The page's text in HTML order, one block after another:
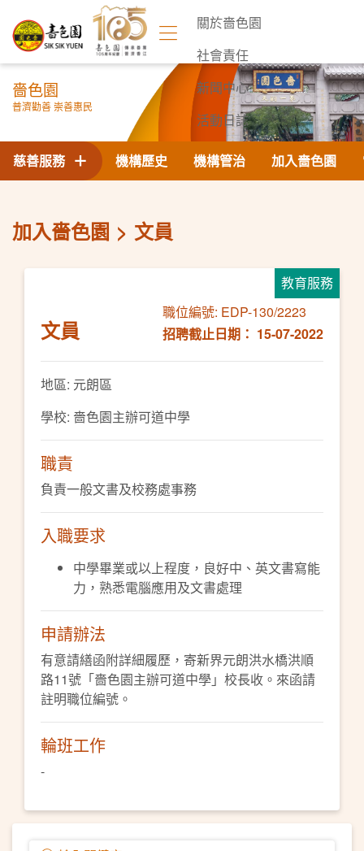
關於嗇色園
社會責任
新聞中心
活動日誌
聯絡我們
嗇色園
普濟勸善 崇善惠民
機構歷史 機構管治 加入嗇色園
慈善服務
加入嗇色園 文員
教育服務
文員
職位編號: EDP-130/2223
招聘截止日期： 15-07-2022
地區: 元朗區
學校: 嗇色園主辦可道中學
職責
負責一般文書及校務處事務
入職要求
中學畢業或以上程度，良好中、英文書寫能
力，熟悉電腦應用及文書處理
申請辦法
有意請繕函附詳細履歷，寄新界元朗洪水橋洪順
路11號「嗇色園主辦可道中學」校長收。來函請
註明職位編號。
輪班工作
-